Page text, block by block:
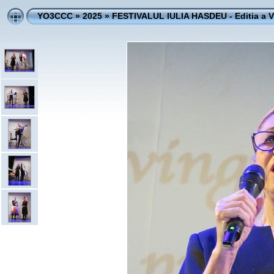
YO3CCC»2025»FESTIVALUL IULIA HASDEU - Editia a